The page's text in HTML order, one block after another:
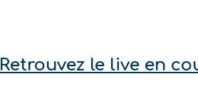
Retrouvez le live en